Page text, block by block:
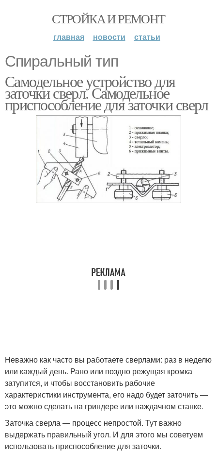
СТРОЙКА И РЕМОНТ
главная новости статьи
Спиральный тип
Самодельное устройство для
заточки сверл. Самодельное
приспособление для заточки сверл
Неважно как часто вы работаете сверлами: раз в неделю
или каждый день. Рано или поздно режущая кромка
затупится, и чтобы восстановить рабочие
характеристики инструмента, его надо будет заточить —
это можно сделать на гриндере или наждачном станке.
Заточка сверла — процесс непростой. Тут важно
выдержать правильный угол. И для этого мы советуем
использовать приспособление для заточки.